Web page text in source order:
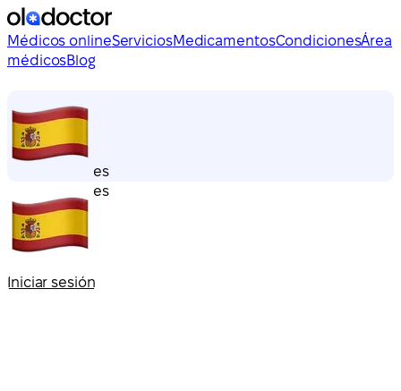
Médicos onlineServiciosMedicamentosCondicionesÁrea
médicosBlog
es
es
Iniciar sesión